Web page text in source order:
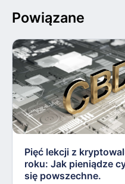
Powiązane
Pięć lekcji z
roku: Jak pieniądze
się powszechne.